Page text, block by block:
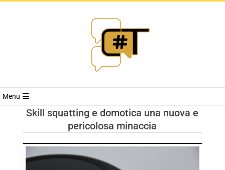
RIVISTA
TRENDS
Menu
Skill squatting e domotica una nuova e
pericolosa minaccia